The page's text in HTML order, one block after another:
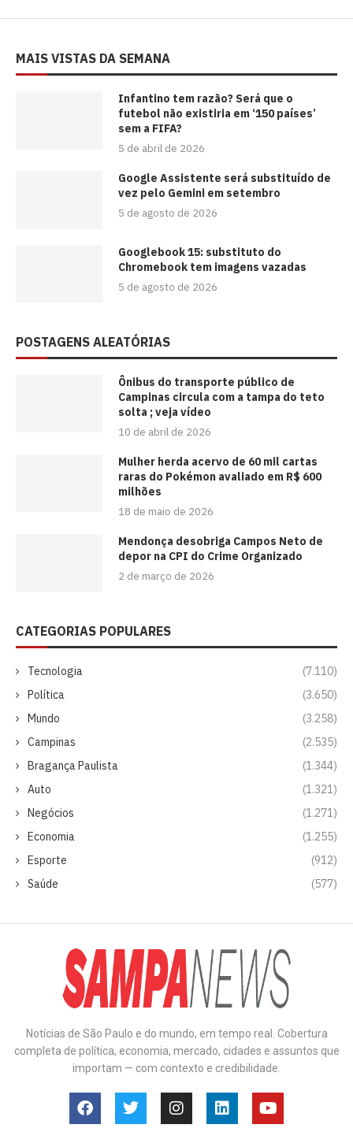
MAIS VISTAS DA SEMANA
⁠Infantino tem razão? Será que o
futebol não existiria em ‘150 países’
sem a FIFA?
5 de abril de 2026
Google Assistente será substituído de
vez pelo Gemini em setembro
5 de agosto de 2026
Googlebook 15: substituto do
Chromebook tem imagens vazadas
5 de agosto de 2026
POSTAGENS ALEATÓRIAS
Ônibus do transporte público de
Campinas circula com a tampa do teto
solta ; veja vídeo
10 de abril de 2026
Mulher herda acervo de 60 mil cartas
raras do Pokémon avaliado em R$ 600
milhões
18 de maio de 2026
Mendonça desobriga Campos Neto de
depor na CPI do Crime Organizado
2 de março de 2026
CATEGORIAS POPULARES
Tecnologia
(7.110)
Política
(3.650)
Mundo
(3.258)
Campinas
(2.535)
Bragança Paulista
(1.344)
Auto
(1.321)
Negócios
(1.271)
Economia
(1.255)
Esporte
(912)
Saúde
(577)
Notícias de São Paulo e do mundo, em tempo real. Cobertura
completa de política, economia, mercado, cidades e assuntos que
importam — com contexto e credibilidade.